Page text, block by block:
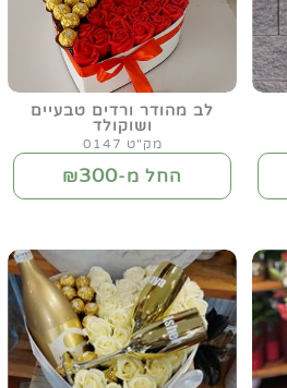
לב מהודר ורדים טבעיים
ושוקולד
מק"ט 0147
החל מ-₪300